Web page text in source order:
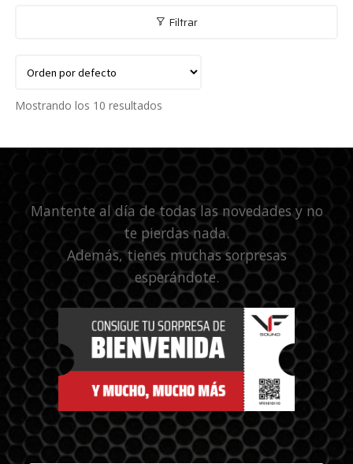
Filtrar
Mostrando los 10 resultados
Mantente al día de todas las novedades y no
te pierdas nada.
Además, tienes muchas sorpresas
esperándote.